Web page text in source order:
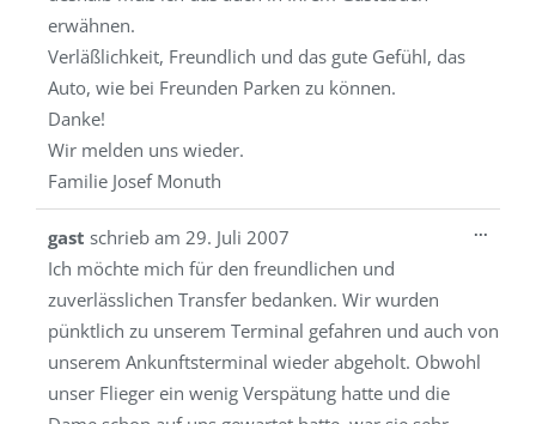
erwähnen.
Verläßlichkeit, Freundlich und das gute Gefühl, das
Auto, wie bei Freunden Parken zu können.
Danke!
Wir melden uns wieder.
Familie Josef Monuth
gast schrieb am 29. Juli 2007
Ich möchte mich für den freundlichen und
zuverlässlichen Transfer bedanken. Wir wurden
pünktlich zu unserem Terminal gefahren und auch von
unserem Ankunftsterminal wieder abgeholt. Obwohl
unser Flieger ein wenig Verspätung hatte und die
...